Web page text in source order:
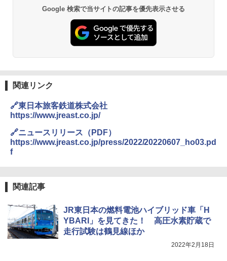
PYKES PEAK (パイクスピーク) 着替えテン
ト プライバシー テント 【中が透けない】 1
人用 折りたたみ 防災グッズ 災害用トイレ ビ
易 トイレテント (グレー)
ENDLESS BASE 《めざましテレビで紹介》
テント ワンタッチ RENEW 幅200 2-3人用 43
￥5,999
ュ(BC仕様) PATC-150B(EB)
￥9,990
026リニューアル 急速冷凍 空間倍増 衛生的
コンパクト 保冷力長持ち
秒）射程5～10m 安全ロック搭載 携帯収納袋
付き ヒグマ・イノシシ対策 自治体・教育機
防災用品 長期保存可能 緊急時用 日本国内発
送
レーム ドーム型 テント
￥14,800
Google 検索で当サイトの記事を優先表示させる
関連リンク
🔗東日本旅客鉄道株式会社
https://www.jreast.co.jp/
🔗ニュースリリース（PDF）
https://www.jreast.co.jp/press/2022/20220607_ho03.pd
f
関連記事
JR東日本の燃料電池ハイブリッド車「H
YBARI」を見てきた！ 高圧水素貯蔵で
走行試験は鶴見線ほか
2022年2月18日